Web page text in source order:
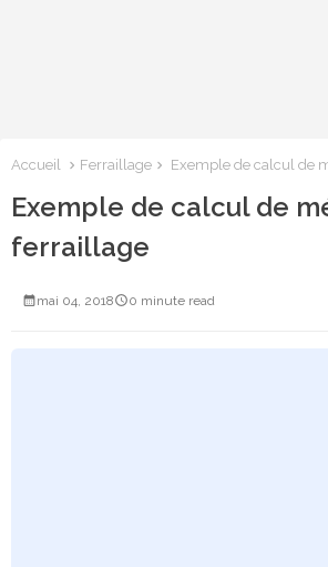
Accueil Ferraillage Exemple de calcul de
Exemple de calcul de
ferraillage
mai 04, 2018 0 minute read